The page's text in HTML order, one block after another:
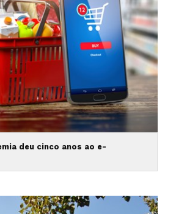
deu cinco anos ao e-